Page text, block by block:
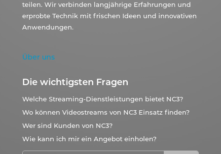
teilen. Wir verbinden langjährige Erfahrungen und
erprobte Technik mit frischen Ideen und innovativen
Anwendungen.
Über uns
Die wichtigsten Fragen
Welche Streaming-Dienstleistungen bietet NC3?
Wo können Videostreams von NC3 Einsatz finden?
Wer sind Kunden von NC3?
Wie kann ich mir ein Angebot einholen?